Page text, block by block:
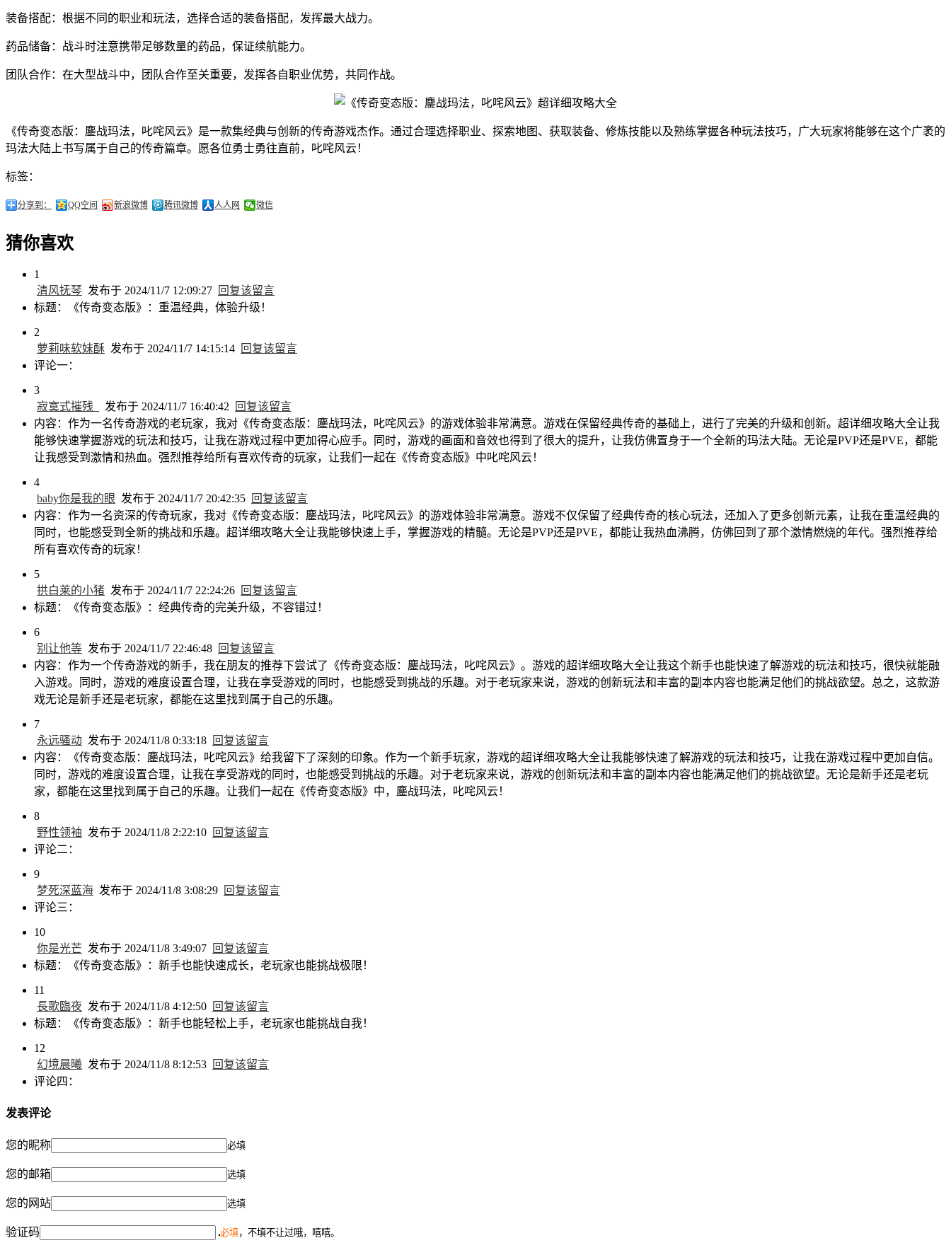
装备搭配：根据不同的职业和玩法，选择合适的装备搭配，发挥最大战力。
药品储备：战斗时注意携带足够数量的药品，保证续航能力。
团队合作：在大型战斗中，团队合作至关重要，发挥各自职业优势，共同作战。
《传奇变态版：鏖战玛法，叱咤风云》是一款集经典与创新的传奇游戏杰作。通过合理选择职业、探索地图、获取装备、修炼技能以及熟练掌握各种玩法技巧，广大玩家将能够在这个广袤的
玛法大陆上书写属于自己的传奇篇章。愿各位勇士勇往直前，叱咤风云！
标签：
分享到： QQ空间 新浪微博 腾讯微博 人人网 微信
猜你喜欢
1
清风抚琴 发布于 2024/11/7 12:09:27
回复该留言
标题：《传奇变态版》：重温经典，体验升级！
2
萝莉味软妹酥 发布于 2024/11/7 14:15:14
回复该留言
评论一：
3
寂寞式摧残_
发布于 2024/11/7 16:40:42
回复该留言
内容：作为一名传奇游戏的老玩家，我对《传奇变态版：鏖战玛法，叱咤风云》的游戏体验非常满意。游戏在保留经典传奇的基础上，进行了完美的升级和创新。超详细攻略大全让我
能够快速掌握游戏的玩法和技巧，让我在游戏过程中更加得心应手。同时，游戏的画面和音效也得到了很大的提升，让我仿佛置身于一个全新的玛法大陆。无论是PVP还是PVE，都能
让我感受到激情和热血。强烈推荐给所有喜欢传奇的玩家，让我们一起在《传奇变态版》中叱咤风云！
4
baby你是我的眼 发布于 2024/11/7 20:42:35
回复该留言
内容：作为一名资深的传奇玩家，我对《传奇变态版：鏖战玛法，叱咤风云》的游戏体验非常满意。游戏不仅保留了经典传奇的核心玩法，还加入了更多创新元素，让我在重温经典的
同时，也能感受到全新的挑战和乐趣。超详细攻略大全让我能够快速上手，掌握游戏的精髓。无论是PVP还是PVE，都能让我热血沸腾，仿佛回到了那个激情燃烧的年代。强烈推荐给
所有喜欢传奇的玩家！
5
拱白莱的小猪 发布于 2024/11/7 22:24:26
回复该留言
标题：《传奇变态版》：经典传奇的完美升级，不容错过！
6
别让他等 发布于 2024/11/7 22:46:48
回复该留言
内容：作为一个传奇游戏的新手，我在朋友的推荐下尝试了《传奇变态版：鏖战玛法，叱咤风云》。游戏的超详细攻略大全让我这个新手也能快速了解游戏的玩法和技巧，很快就能融
入游戏。同时，游戏的难度设置合理，让我在享受游戏的同时，也能感受到挑战的乐趣。对于老玩家来说，游戏的创新玩法和丰富的副本内容也能满足他们的挑战欲望。总之，这款游
戏无论是新手还是老玩家，都能在这里找到属于自己的乐趣。
7
永远骚动 发布于 2024/11/8 0:33:18
回复该留言
内容：《传奇变态版：鏖战玛法，叱咤风云》给我留下了深刻的印象。作为一个新手玩家，游戏的超详细攻略大全让我能够快速了解游戏的玩法和技巧，让我在游戏过程中更加自信。
同时，游戏的难度设置合理，让我在享受游戏的同时，也能感受到挑战的乐趣。对于老玩家来说，游戏的创新玩法和丰富的副本内容也能满足他们的挑战欲望。无论是新手还是老玩
家，都能在这里找到属于自己的乐趣。让我们一起在《传奇变态版》中，鏖战玛法，叱咤风云！
8
野性领袖 发布于 2024/11/8 2:22:10
回复该留言
评论二：
9
梦死深蓝海 发布于 2024/11/8 3:08:29
回复该留言
评论三：
10
你是光芒 发布于 2024/11/8 3:49:07
回复该留言
标题：《传奇变态版》：新手也能快速成长，老玩家也能挑战极限！
11
長歌臨夜 发布于 2024/11/8 4:12:50
回复该留言
标题：《传奇变态版》：新手也能轻松上手，老玩家也能挑战自我！
12
幻境晨曦 发布于 2024/11/8 8:12:53
回复该留言
评论四：
发表评论
您的昵称 必填
您的邮箱 选填
您的网站 选填
验证码 必填，不填不让过哦，嘻嘻。